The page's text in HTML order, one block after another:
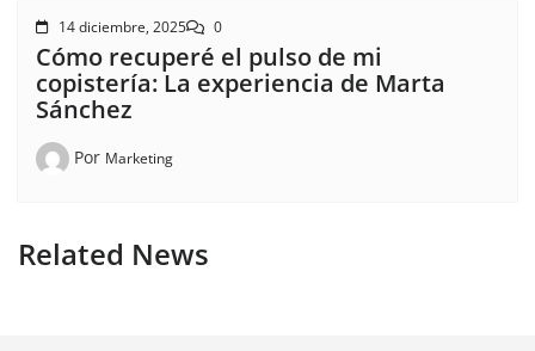
Related News
14 diciembre, 2025 0
Cómo recuperé el pulso de mi
copistería: La experiencia de Marta
Sánchez
Por Marketing